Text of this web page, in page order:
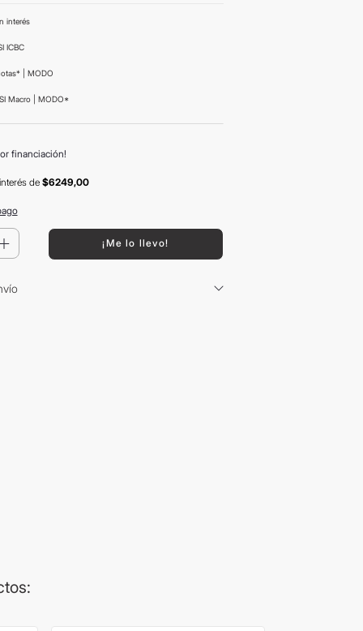
interés
ICBC
| MODO
Macro | MODO*
financiación!
de $6249,00
¡Me lo llevo!